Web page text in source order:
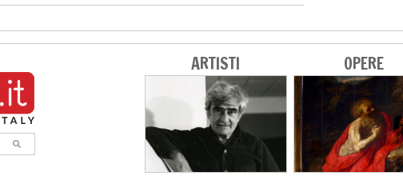
ARTISTI OPERE